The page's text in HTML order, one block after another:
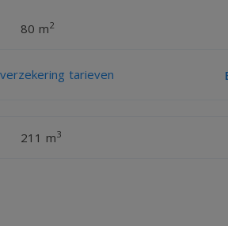
met toebehoren);
80 m2
tarieven
211 m3